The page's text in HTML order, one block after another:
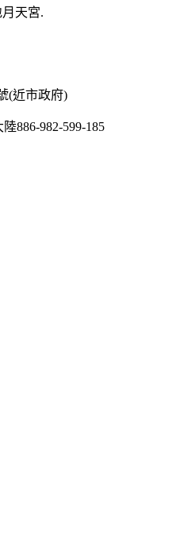
天宮.
(近市政府)
陸886-982-599-185